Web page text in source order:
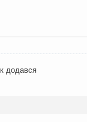
додався